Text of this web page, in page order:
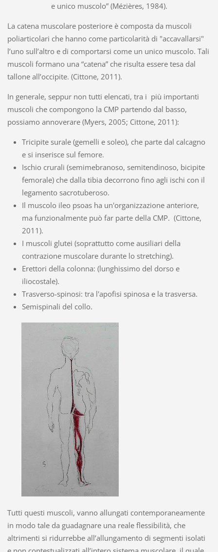
e unico muscolo” (Mézières, 1984).
La catena muscolare posteriore è composta da muscoli
poliarticolari che hanno come particolarità di "accavallarsi"
l’uno sull’altro e di comportarsi come un unico muscolo. Tali
muscoli formano una “catena” che risulta essere tesa dal
tallone all’occipite. (Cittone, 2011).
In generale, seppur non tutti elencati, tra i più importanti
muscoli che compongono la CMP partendo dal basso,
possiamo annoverare (Myers, 2005; Cittone, 2011):
Tricipite surale (gemelli e soleo), che parte dal calcagno
e si inserisce sul femore.
Ischio crurali (semimebranoso, semitendinoso, bicipite
femorale) che dalla tibia decorrono fino agli ischi con il
legamento sacrotuberoso.
Il muscolo ileo psoas ha un'organizzazione anteriore,
ma funzionalmente può far parte della CMP. (Cittone,
2011).
I muscoli glutei (soprattutto come ausiliari della
contrazione muscolare durante lo stretching).
Erettori della colonna: (lunghissimo del dorso e
iliocostale).
Trasverso-spinosi: tra l'apofisi spinosa e la trasversa.
Semispinali del collo.
Tutti questi muscoli, vanno allungati contemporaneamente
in modo tale da guadagnare una reale flessibilità, che
altrimenti si ridurrebbe all’allungamento di segmenti isolati